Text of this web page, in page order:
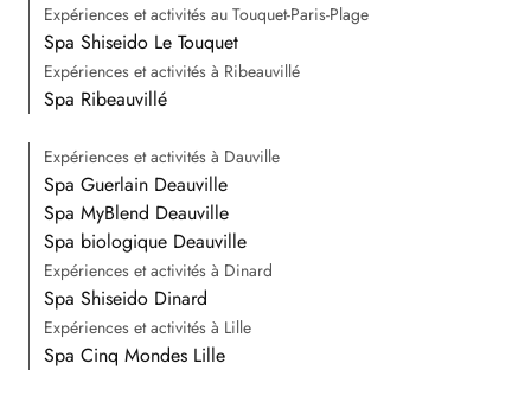
Expériences et activités au Touquet-Paris-Plage
Spa Shiseido Le Touquet
Expériences et activités à Ribeauvillé
Spa Ribeauvillé
Expériences et activités à Dauville
Spa Guerlain Deauville
Spa MyBlend Deauville
Spa biologique Deauville
Expériences et activités à Dinard
Spa Shiseido Dinard
Expériences et activités à Lille
Spa Cinq Mondes Lille